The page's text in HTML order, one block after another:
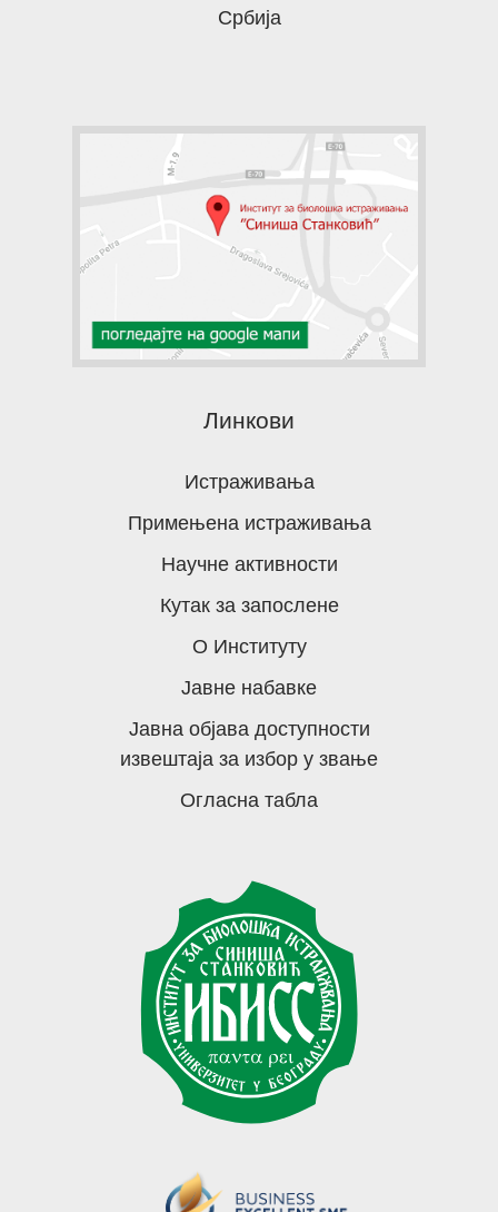
Србија
Линкови
Истраживања
Примењена истраживања
Научне активности
Кутак за запослене
О Институту
Јавне набавке
Јавна објава доступности
извештаја за избор у звање
Огласна табла